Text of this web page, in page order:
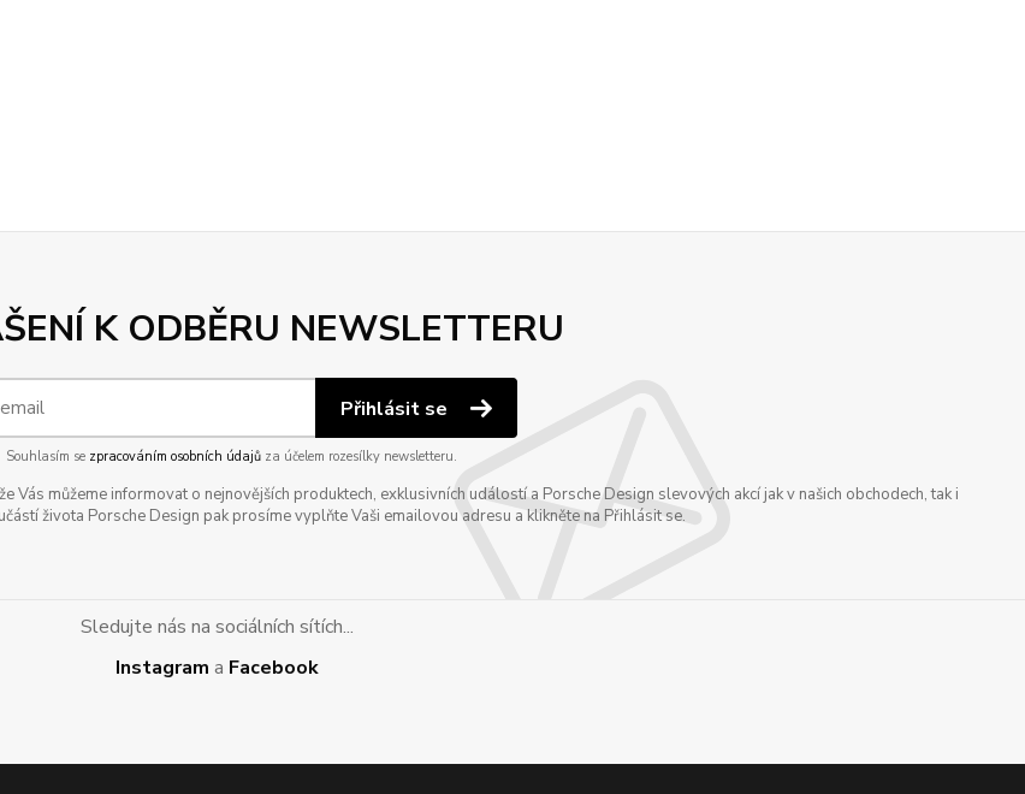
K ODBĚRU NEWSLETTERU
Přihlásit se
Souhlasím se zpracováním osobních údajůza účelem rozesílky newsletteru.
Vás můžeme informovat o nejnovějších produktech, exklusivních událostí a Porsche Design slevových akcí jak v našich obchodech, tak i
života Porsche Design pak prosíme vyplňte Vaši emailovou adresu a klikněte na Přihlásit se.
Sledujte nás na sociálních sítích...
Instagram a Facebook